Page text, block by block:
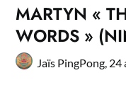
MARTYN «
WORDS »
Jaïs PingPong, 24